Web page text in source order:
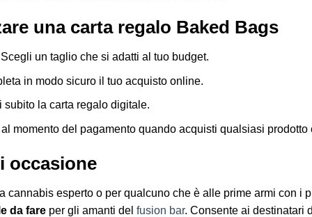
una carta regalo Baked Bags
Scegli un taglio che si adatti al tuo budget.
in modo sicuro il tuo acquisto online.
subito la carta regalo digitale.
momento del pagamento quando acquisti qualsiasi prodotto
occasione
cannabis esperto o per qualcuno che è alle prime armi con i
da fare per gli amanti del fusion bar. Consente ai destinatari